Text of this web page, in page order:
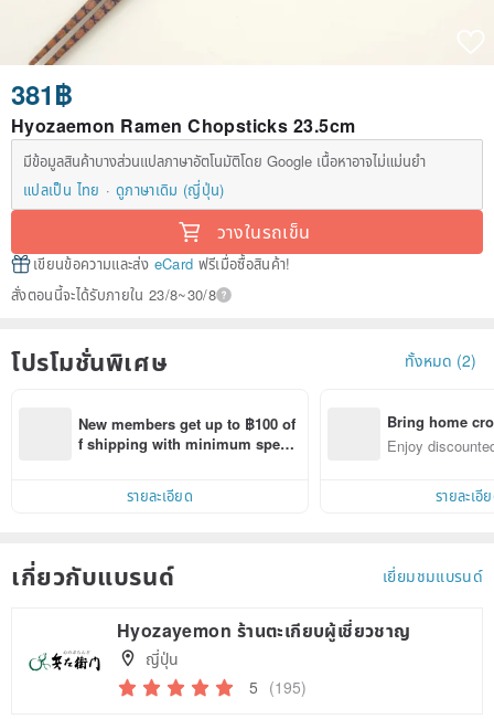
381฿
Hyozaemon Ramen Chopsticks 23.5cm
มีข้อมูลสินค้าบางส่วนแปลภาษาอัตโนมัติโดย Google เนื้อหาอาจไม่แม่นยำ
แปลเป็น ไทย
ดูภาษาเดิม (ญี่ปุ่น)
วางในรถเข็น
เขียนข้อความและส่ง eCard ฟรีเมื่อซื้อสินค้า!
สั่งตอนนี้จะได้รับภายใน 23/8~30/8
โปรโมชั่นพิเศษ ทั้งหมด (2)
New members get up to ฿100 of
f shipping with minimum spen
รายละเอียด
Bring home
n with ease
Enjoy
รายละเอี
เกี่ยวกับแบรนด์ เยี่ยมชมแบรนด์
Hyozayemon ร้านตะเกียบผู้เชี่ยวชาญ
ญี่ปุ่น
5 (195)